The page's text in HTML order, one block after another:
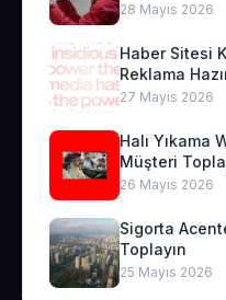
28 Mayıs 2026
Haber Sitesi
Reklama
27 Mayıs 2026
Halı Yıkama
Müşteri
26 Mayıs 2026
Sigorta
Toplayın
25 Mayıs 2026